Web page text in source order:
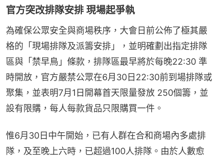
官方突改排隊安排 現場起爭執
為確保公眾安全與商場秩序，大會日前公佈了極其嚴
格的「現場排隊及派籌安排」，並明確劃出指定排隊
區與「禁早鳥」條款，排隊區最早將於每晚22:30 準
時開放，官方嚴禁公眾在6月30日22:30前到場排隊或
聚集，並表明7月1日開幕首天限量發放 250個籌，並
設有限購，每人每款貨品只限購買一件。
惟6月30日中午開始，已有人群在合和商場內多處排
隊，及至晚上六時，已超過100人排隊。由於人數愈